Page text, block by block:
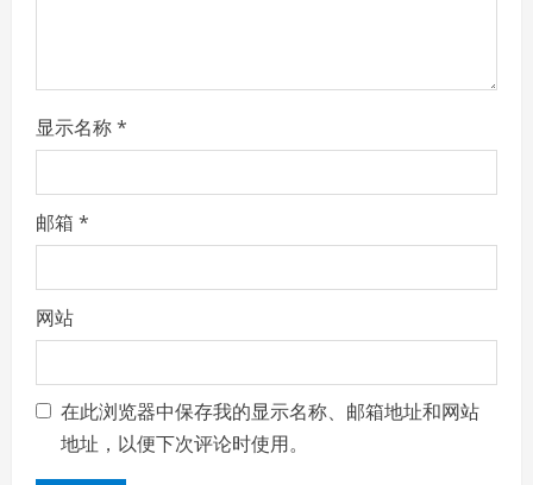
显示名称*
邮箱 *
网站
在此浏览器中保存我的显示名称、邮箱地址和网站
地址，以便下次评论时使用。